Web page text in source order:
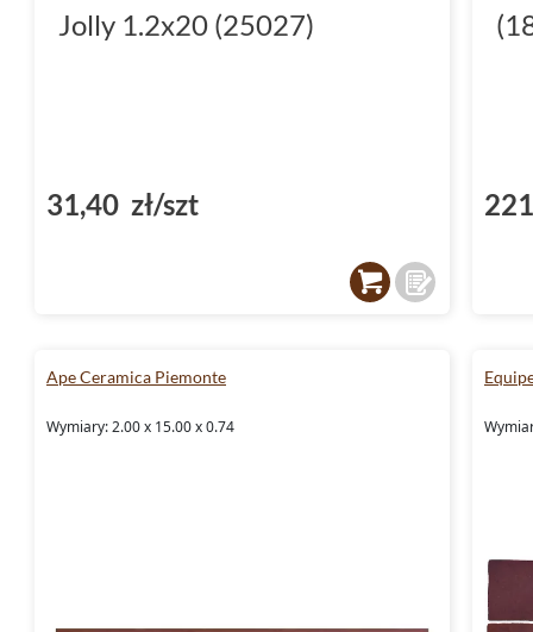
Jolly 1.2x20 (25027)
31,40 zł/szt
Ape Ceramica Piemonte
Wymiary: 2.00 x 15.00 x 0.74